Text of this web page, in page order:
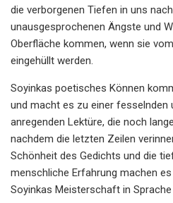
die verborgenen Tiefen in uns
unausgesprochenen Ängste und
Oberfläche kommen, wenn sie
eingehüllt werden.
Soyinkas poetisches Können
und macht es zu einer fesselnden
anregenden Lektüre, die noch
nachdem die letzten Zeilen
Schönheit des Gedichts und die
menschliche Erfahrung machen
Soyinkas Meisterschaft in